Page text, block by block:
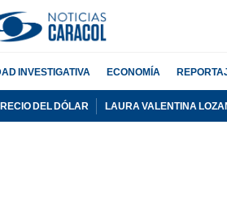
INVESTIGATIVA ECONOMÍA
DEL DÓLAR LAURA VALENTINA